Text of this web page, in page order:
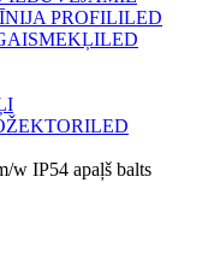
PROFILILED
LED
LED
w IP54 apaļš balts